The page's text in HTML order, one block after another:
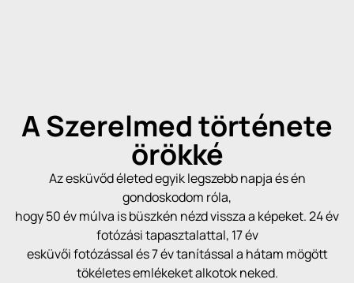
A Szerelmed története
örökké
Az esküvőd életed egyik legszebb napja és én
gondoskodom róla,
hogy 50 év múlva is büszkén nézd vissza a képeket. 24 év
fotózási tapasztalattal, 17 év
esküvői fotózással és 7 év tanítással a hátam mögött
tökéletes emlékeket alkotok neked.